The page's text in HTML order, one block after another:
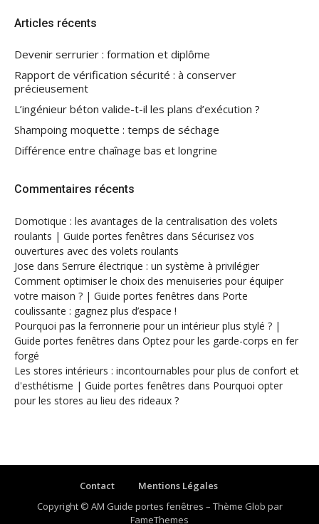
Articles récents
Devenir serrurier : formation et diplôme
Rapport de vérification sécurité : à conserver
précieusement
L’ingénieur béton valide-t-il les plans d’exécution ?
Shampoing moquette : temps de séchage
Différence entre chaînage bas et longrine
Commentaires récents
Domotique : les avantages de la centralisation des volets
roulants | Guide portes fenêtres dans Sécurisez vos
ouvertures avec des volets roulants
Jose dans Serrure électrique : un système à privilégier
Comment optimiser le choix des menuiseries pour équiper
votre maison ? | Guide portes fenêtres dans Porte
coulissante : gagnez plus d’espace !
Pourquoi pas la ferronnerie pour un intérieur plus stylé ? |
Guide portes fenêtres dans Optez pour les garde-corps en fer
forgé
Les stores intérieurs : incontournables pour plus de confort et
d'esthétisme | Guide portes fenêtres dans Pourquoi opter
pour les stores au lieu des rideaux ?
Contact
Mentions Légales
Copyright © AM Guide portes fenêtres – Thème Glob par
FameThemes